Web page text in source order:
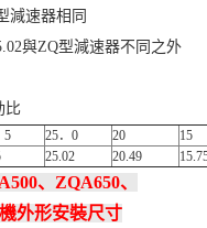
減速器相同
與ZQ型減速器不同之外
比
5 25．0 20
15
25.02 20.49
、ZQA650、
外形安裝尺寸